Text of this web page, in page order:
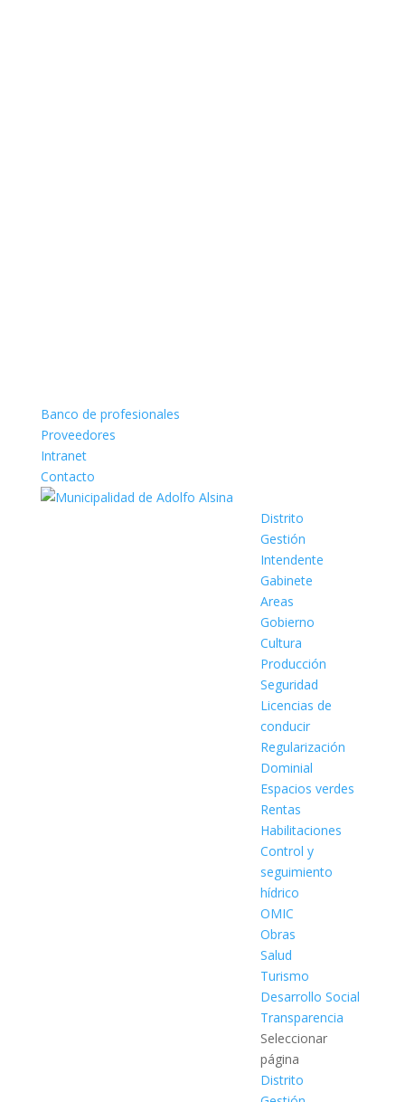
Banco de profesionales
Proveedores
Intranet
Contacto
Distrito
Gestión
Intendente
Gabinete
Areas
Gobierno
Cultura
Producción
Seguridad
Licencias de
conducir
Regularización
Dominial
Espacios verdes
Rentas
Habilitaciones
Control y
seguimiento
hídrico
OMIC
Obras
Salud
Turismo
Desarrollo Social
Transparencia
Seleccionar
página
Distrito